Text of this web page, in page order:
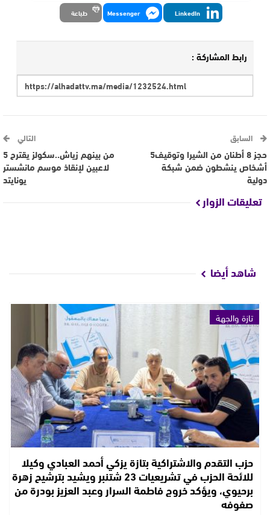
LinkedIn
Messenger طباعة
رابط المشاركة :
السابق
حجز 8 أطنان من الشيرا وتوقيف5
أشخاص ينشطون ضمن شبكة
دولية
التالي
من بينهم زياش..سكولز يقترح 5
لاعبين لإنقاذ موسم مانشستر
يونايتد
تعليقات الزوار
شاهد أيضا
تازة والجهة
حزب التقدم والاشتراكية بتازة يزكي أحمد العبادي وكيلا
للائحة الحزب في تشريعيات 23 شتنبر ويشيد بترشيح زهرة
برحيوي، ويؤكد خروج فاطمة السرار وعبد العزيز بودرة من
صفوفه